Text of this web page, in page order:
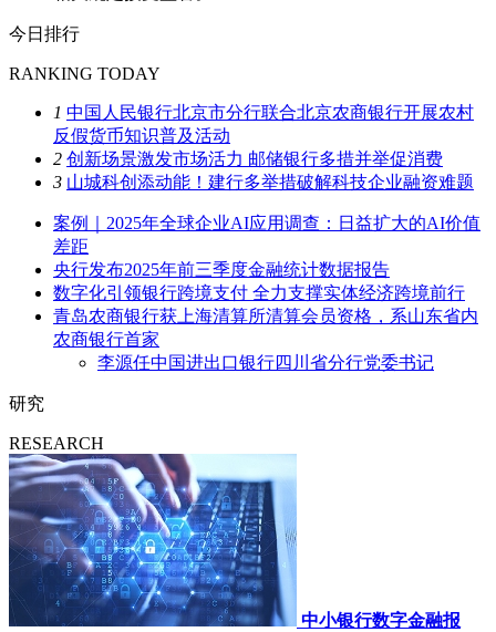
今日排行
RANKING TODAY
1 中国人民银行北京市分行联合北京农商银行开展农村
反假货币知识普及活动
2 创新场景激发市场活力 邮储银行多措并举促消费
3 山城科创添动能！建行多举措破解科技企业融资难题
案例｜2025年全球企业AI应用调查：日益扩大的AI价值
差距
央行发布2025年前三季度金融统计数据报告
数字化引领银行跨境支付 全力支撑实体经济跨境前行
青岛农商银行获上海清算所清算会员资格，系山东省内
农商银行首家
李源任中国进出口银行四川省分行党委书记
研究
RESEARCH
中小银行数字金融报